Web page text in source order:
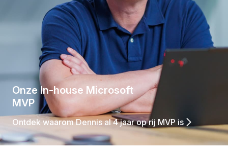
Onze In-house Microsoft
MVP
Ontdek waarom Dennis al 4 jaar op rij MVP is